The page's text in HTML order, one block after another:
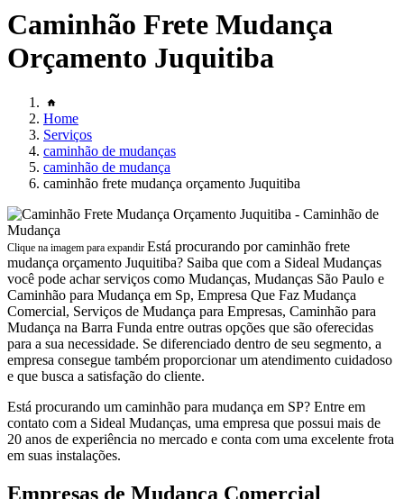
Caminhão Frete Mudança
Orçamento Juquitiba
Home
Serviços
caminhão de mudanças
caminhão de mudança
caminhão frete mudança orçamento Juquitiba
Clique na imagem para expandir Está procurando por caminhão frete
mudança orçamento Juquitiba? Saiba que com a Sideal Mudanças
você pode achar serviços como Mudanças, Mudanças São Paulo e
Caminhão para Mudança em Sp, Empresa Que Faz Mudança
Comercial, Serviços de Mudança para Empresas, Caminhão para
Mudança na Barra Funda entre outras opções que são oferecidas
para a sua necessidade. Se diferenciado dentro de seu segmento, a
empresa consegue também proporcionar um atendimento cuidadoso
e que busca a satisfação do cliente.
Está procurando um caminhão para mudança em SP? Entre em
contato com a Sideal Mudanças, uma empresa que possui mais de
20 anos de experiência no mercado e conta com uma excelente frota
em suas instalações.
Empresas de Mudança Comercial